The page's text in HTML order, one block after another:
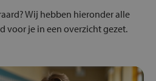
Wij hebben hieronder alle
voor je in een overzicht gezet.